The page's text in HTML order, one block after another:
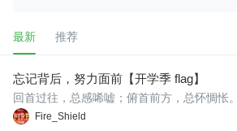
最新 推荐
忘记背后，努力面前【开学季 flag】
Fire_Shield
回首过往，总感唏嘘；俯首前方，总怀惆怅
目标奔未来